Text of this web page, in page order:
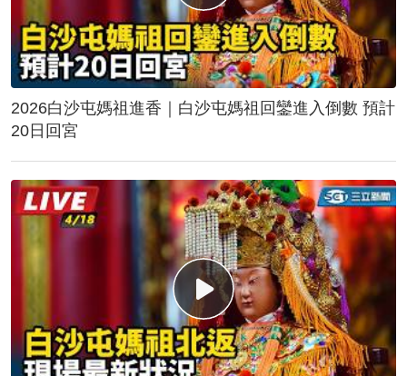
2026白沙屯媽祖進香｜白沙屯媽祖回鑾進入倒數 預計
20日回宮